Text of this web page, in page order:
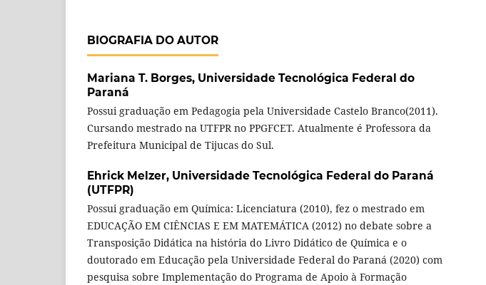
BIOGRAFIA DO AUTOR
Mariana T. Borges, Universidade Tecnológica Federal do
Paraná
Possui graduação em Pedagogia pela Universidade Castelo Branco(2011).
Cursando mestrado na UTFPR no PPGFCET. Atualmente é Professora da
Prefeitura Municipal de Tijucas do Sul.
Ehrick Melzer, Universidade Tecnológica Federal do Paraná
(UTFPR)
Possui graduação em Química: Licenciatura (2010), fez o mestrado em
EDUCAÇÃO EM CIÊNCIAS E EM MATEMÁTICA (2012) no debate sobre a
Transposição Didática na história do Livro Didático de Química e o
doutorado em Educação pela Universidade Federal do Paraná (2020) com
pesquisa sobre Implementação do Programa de Apoio à Formação